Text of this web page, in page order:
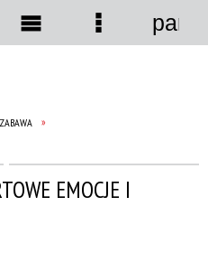
EMOCJE I
Menu Menu
panel